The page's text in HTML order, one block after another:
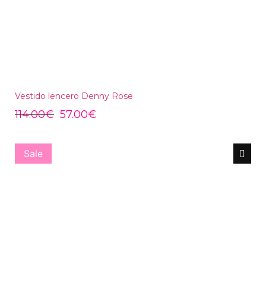
Vestido lencero Denny Rose
114.00€ 57.00€
Sale